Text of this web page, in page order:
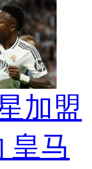
加盟
皇马